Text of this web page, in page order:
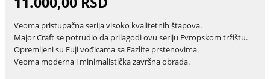
Veoma pristupačna serija visoko kvalitetnih štapova.
Major Craft se potrudio da prilagodi ovu seriju Evropskom tržištu.
Opremljeni su Fuji vođicama sa Fazlite prstenovima.
Veoma moderna i minimalistička završna obrada.